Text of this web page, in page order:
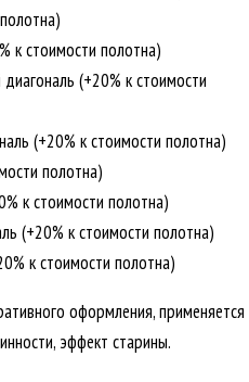
оформления, применяется
эффект старины.